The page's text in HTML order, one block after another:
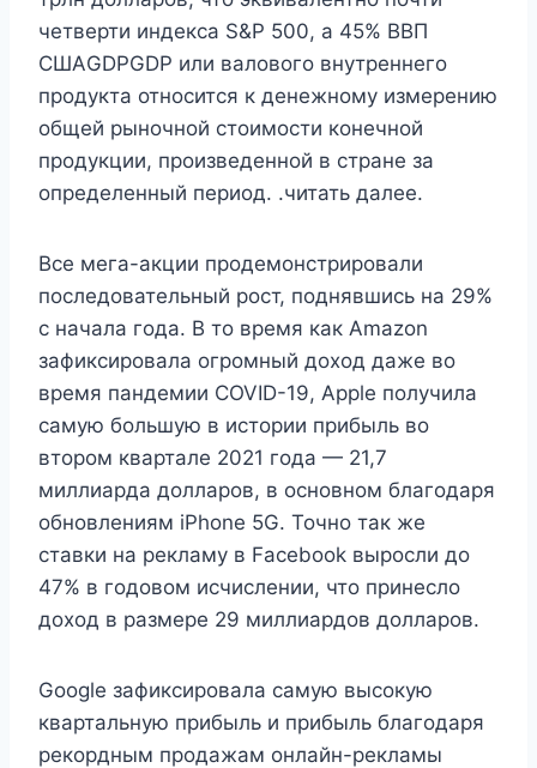
четверти индекса S&P 500, а 45% ВВП
СШАGDPGDP или валового внутреннего
продукта относится к денежному измерению
общей рыночной стоимости конечной
продукции, произведенной в стране за
определенный период. .читать далее.
Все мега-акции продемонстрировали
последовательный рост, поднявшись на 29%
с начала года. В то время как Amazon
зафиксировала огромный доход даже во
время пандемии COVID-19, Apple получила
самую большую в истории прибыль во
втором квартале 2021 года — 21,7
миллиарда долларов, в основном благодаря
обновлениям iPhone 5G. Точно так же
ставки на рекламу в Facebook выросли до
47% в годовом исчислении, что принесло
доход в размере 29 миллиардов долларов.
Google зафиксировала самую высокую
квартальную прибыль и прибыль благодаря
рекордным продажам онлайн-рекламы